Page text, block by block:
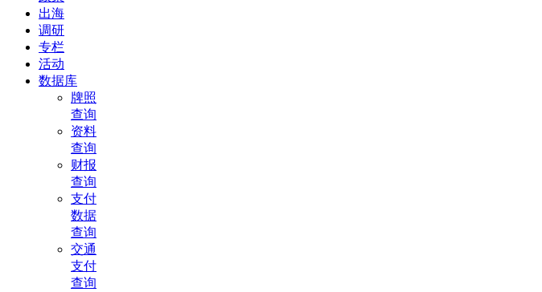
出海
调研
专栏
活动
数据库
牌照
查询
资料
查询
财报
查询
支付
数据
查询
交通
支付
查询